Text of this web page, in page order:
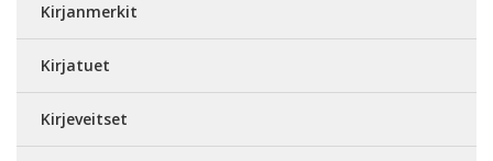
Kirjanmerkit
Kirjatuet
Kirjeveitset